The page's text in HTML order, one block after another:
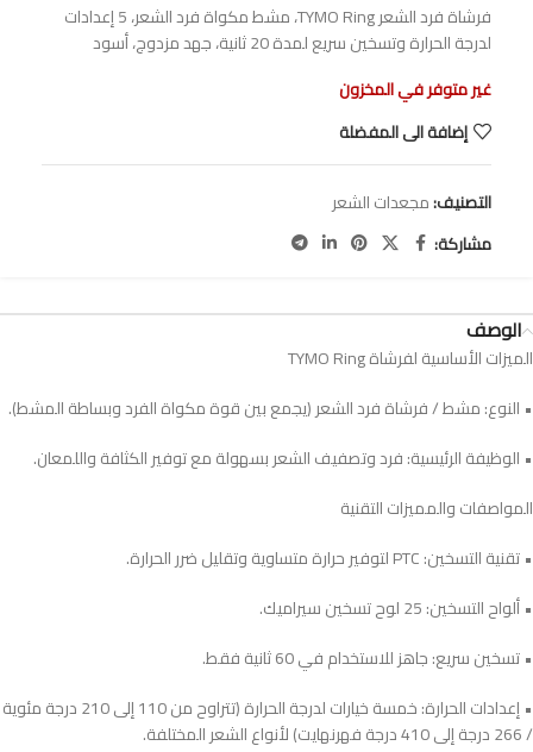
‎فرشاة فرد الشعر TYMO Ring، مشط مكواة فرد الشعر، 5 إعدادات
لدرجة الحرارة وتسخين سريع لمدة 20 ثانية، جهد مزدوج، أسود
غير متوفر في المخزون
إضافة الى المفضلة
التصنيف:مجعدات الشعر
مشاركة:
الوصف
الميزات الأساسية لفرشاة TYMO Ring
• النوع: مشط / فرشاة فرد الشعر (يجمع بين قوة مكواة الفرد وبساطة المشط).
• الوظيفة الرئيسية: فرد وتصفيف الشعر بسهولة مع توفير الكثافة واللمعان.
المواصفات والمميزات التقنية
• تقنية التسخين: PTC لتوفير حرارة متساوية وتقليل ضرر الحرارة.
• ألواح التسخين: 25 لوح تسخين سيراميك.
• تسخين سريع: جاهز للاستخدام في 60 ثانية فقط.
• إعدادات الحرارة: خمسة خيارات لدرجة الحرارة (تتراوح من 110 إلى 210 درجة مئوية
/ 266 درجة إلى 410 درجة فهرنهايت) لأنواع الشعر المختلفة.